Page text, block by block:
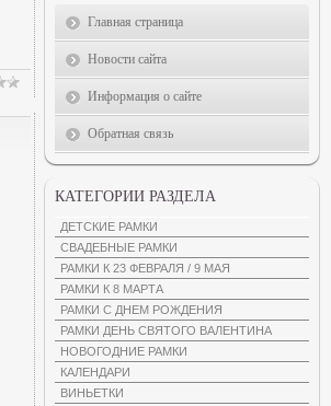
Главная страница
Новости сайта
Информация о сайте
Обратная связь
КАТЕГОРИИ РАЗДЕЛА
ДЕТСКИЕ РАМКИ
СВАДЕБНЫЕ РАМКИ
РАМКИ К 23 ФЕВРАЛЯ / 9 МАЯ
РАМКИ К 8 МАРТА
РАМКИ С ДНЕМ РОЖДЕНИЯ
РАМКИ ДЕНЬ СВЯТОГО ВАЛЕНТИНА
НОВОГОДНИЕ РАМКИ
КАЛЕНДАРИ
ВИНЬЕТКИ